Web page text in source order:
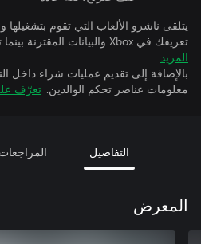
يتلقى ناشرو الألعاب التي تقوم
تعريفك في Xbox والبيانات المقترنة بينما تمارس الألعاب.
المزيد
بالإضافة إلى تقديم عمليات شراء داخل
معلومات عناصر تحكم الوالدين. تعرّف
التفاصيل المراجعات
المعرض